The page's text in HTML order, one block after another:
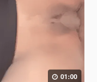
01:00